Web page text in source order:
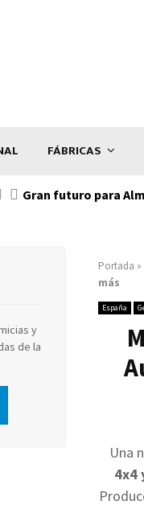
FÁBRICAS
Gran futuro para
Portada »
más
España
Una
4x4
y
de la